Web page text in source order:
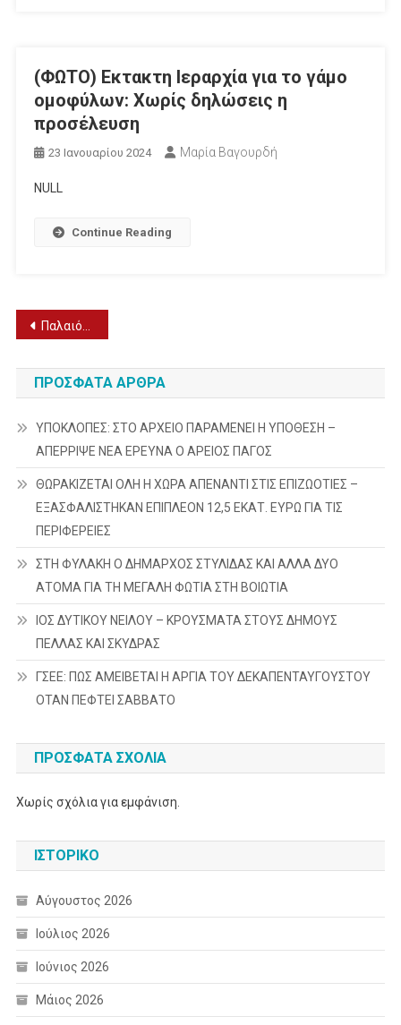
(ΦΩΤΟ) Eκτακτη Ιεραρχία για το γάμο
ομοφύλων: Χωρίς δηλώσεις η
προσέλευση
23 Ιανουαρίου 2024 Μαρία Βαγουρδή
NULL
Continue Reading
Πλοήγηση
άρθρων
Παλαιότερα άρθρα
ΠΡΌΣΦΑΤΑ ΆΡΘΡΑ
ΥΠΟΚΛΟΠΕΣ: ΣΤΟ ΑΡΧΕΙΟ ΠΑΡΑΜΕΝΕΙ Η ΥΠΟΘΕΣΗ –
ΑΠΕΡΡΙΨΕ ΝΕΑ ΕΡΕΥΝΑ Ο ΑΡΕΙΟΣ ΠΑΓΟΣ
ΘΩΡΑΚΙΖΕΤΑΙ ΟΛΗ Η ΧΩΡΑ ΑΠΕΝΑΝΤΙ ΣΤΙΣ ΕΠΙΖΩΟΤΙΕΣ –
ΕΞΑΣΦΑΛΙΣΤΗΚΑΝ ΕΠΙΠΛΕΟΝ 12,5 ΕΚΑΤ. ΕΥΡΩ ΓΙΑ ΤΙΣ
ΠΕΡΙΦΕΡΕΙΕΣ
ΣΤΗ ΦΥΛΑΚΗ Ο ΔΗΜΑΡΧΟΣ ΣΤΥΛΙΔΑΣ ΚΑΙ ΑΛΛΑ ΔΥΟ
ΑΤΟΜΑ ΓΙΑ ΤΗ ΜΕΓΑΛΗ ΦΩΤΙΑ ΣΤΗ ΒΟΙΩΤΙΑ
ΙΟΣ ΔΥΤΙΚΟΥ ΝΕΙΛΟΥ – ΚΡΟΥΣΜΑΤΑ ΣΤΟΥΣ ΔΗΜΟΥΣ
ΠΕΛΛΑΣ ΚΑΙ ΣΚΥΔΡΑΣ
ΓΣΕΕ: ΠΩΣ ΑΜΕΙΒΕΤΑΙ Η ΑΡΓΙΑ ΤΟΥ ΔΕΚΑΠΕΝΤΑΥΓΟΥΣΤΟΥ
ΟΤΑΝ ΠΕΦΤΕΙ ΣΑΒΒΑΤΟ
ΠΡΌΣΦΑΤΑ ΣΧΌΛΙΑ
Χωρίς σχόλια για εμφάνιση.
ΙΣΤΟΡΙΚΌ
Αύγουστος 2026
Ιούλιος 2026
Ιούνιος 2026
Μάιος 2026